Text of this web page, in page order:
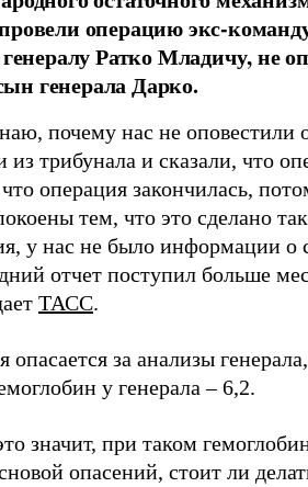
операцию экс-
Ратко Младичу, не
генерала Дарко.
почему нас не оповестили
из трибунала и сказали, что
операция закончилась,
тем, что это сделано
у нас не было информации о
отчет поступил больше
ТАСС.
опасается за анализы
у генерала ­– 6,2.
значит, при таком
опасений, стоит ли